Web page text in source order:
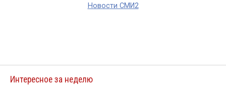
Новости СМИ2
Интересное за неделю